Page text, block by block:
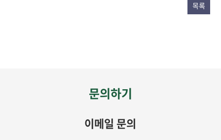
목록
문의하기
이메일 문의